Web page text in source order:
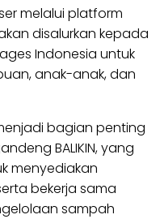
melalui platform
disalurkan kepada
Indonesia untuk
anak-anak, dan
bagian penting
BALIKIN, yang
menyediakan
bekerja sama
sampah